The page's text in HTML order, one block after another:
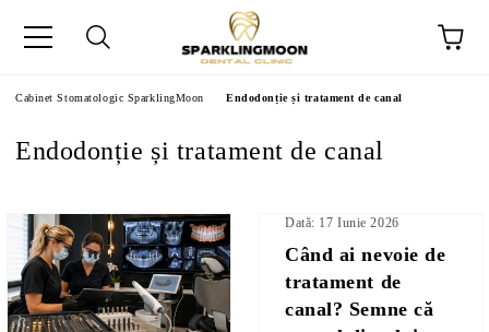
Cabinet Stomatologic SparklingMoon Endodonție și tratament de canal
Endodonție și tratament de canal
Când ai nevoie de
tratament de
canal? Semne că
Dată: 17 Iunie 2026